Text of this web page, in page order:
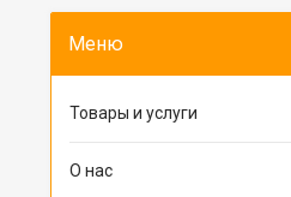
Товары и услуги
О нас